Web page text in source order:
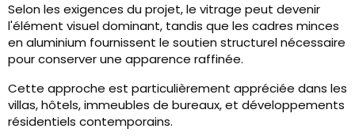
Selon les exigences du projet, le vitrage peut devenir
l'élément visuel dominant, tandis que les cadres minces
en aluminium fournissent le soutien structurel nécessaire
pour conserver une apparence raffinée.
Cette approche est particulièrement appréciée dans les
villas, hôtels, immeubles de bureaux, et développements
résidentiels contemporains.